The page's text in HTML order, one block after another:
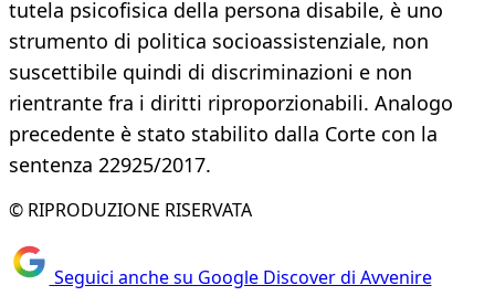
tutela psicofisica della persona disabile, è uno
strumento di politica socioassistenziale, non
suscettibile quindi di discriminazioni e non
rientrante fra i diritti riproporzionabili. Analogo
precedente è stato stabilito dalla Corte con la
sentenza 22925/2017.
© RIPRODUZIONE RISERVATA
Seguici anche su Google Discover di Avvenire